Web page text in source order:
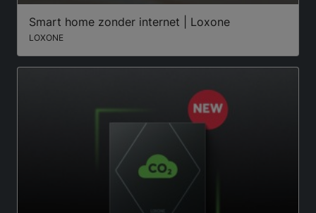
Smart home zonder internet | Loxone
LOXONE